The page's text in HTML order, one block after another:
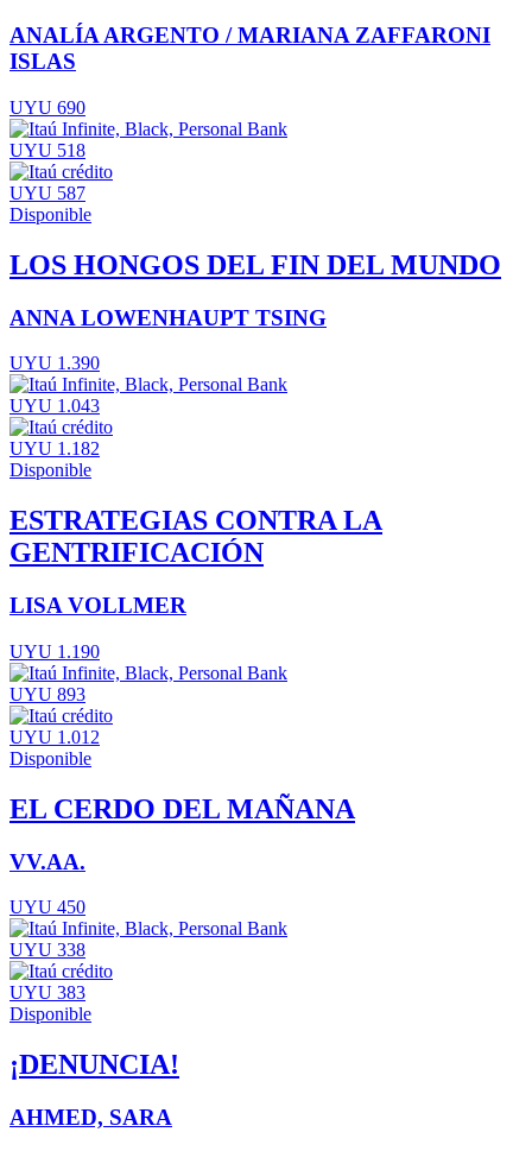
ANALÍA ARGENTO / MARIANA ZAFFARONI
ISLAS
UYU 690
UYU 518
UYU 587
Disponible
LOS HONGOS DEL FIN DEL MUNDO
ANNA LOWENHAUPT TSING
UYU 1.390
UYU 1.043
UYU 1.182
Disponible
ESTRATEGIAS CONTRA LA
GENTRIFICACIÓN
LISA VOLLMER
UYU 1.190
UYU 893
UYU 1.012
Disponible
EL CERDO DEL MAÑANA
VV.AA.
UYU 450
UYU 338
UYU 383
Disponible
¡DENUNCIA!
AHMED, SARA